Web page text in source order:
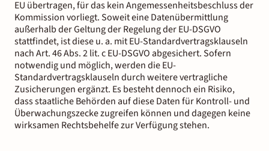
EU übertragen, für das kein Angemessenheitsbeschluss der
Kommission vorliegt. Soweit eine Datenübermittlung
außerhalb der Geltung der Regelung der EU-DSGVO
stattfindet, ist diese u. a. mit EU-Standardvertragsklauseln
nach Art. 46 Abs. 2 lit. c EU-DSGVO abgesichert. Sofern
notwendig und möglich, werden die EU-
Standardvertragsklauseln durch weitere vertragliche
Zusicherungen ergänzt. Es besteht dennoch ein Risiko,
dass staatliche Behörden auf diese Daten für Kontroll- und
Überwachungszecke zugreifen können und dagegen keine
wirksamen Rechtsbehelfe zur Verfügung stehen.